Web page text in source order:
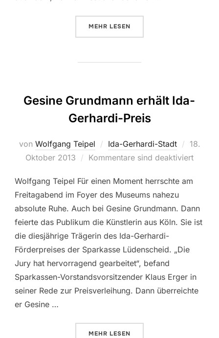
MEHR ÜBER „EINBLICK IN
LESEN
Gesine Grundmann erhält Ida-
Gerhardi-Preis
von Wolfgang Teipel Ida-Gerhardi-Stadt
am
18.
Oktober 2013
Kommentare sind deaktiviert
Wolfgang Teipel Für einen Moment herrschte am
Freitagabend im Foyer des Museums nahezu
absolute Ruhe. Auch bei Gesine Grundmann. Dann
feierte das Publikum die Künstlerin aus Köln. Sie ist
die diesjährige Trägerin des Ida-Gerhardi-
Förderpreises der Sparkasse Lüdenscheid. „Die
Jury hat hervorragend gearbeitet“, befand
Sparkassen-Vorstandsvorsitzender Klaus Erger in
seiner Rede zur Preisverleihung. Dann überreichte
er Gesine …
MEHR ÜBER „GESINE GRUNDMANN
LESEN